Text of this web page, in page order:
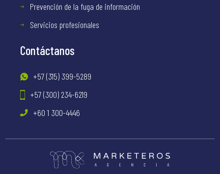
Prevención de la fuga de información
Servicios profesionales
Contáctanos
+57 (315) 399-5289
+57 (300) 234-6219
+60 1 300-4446